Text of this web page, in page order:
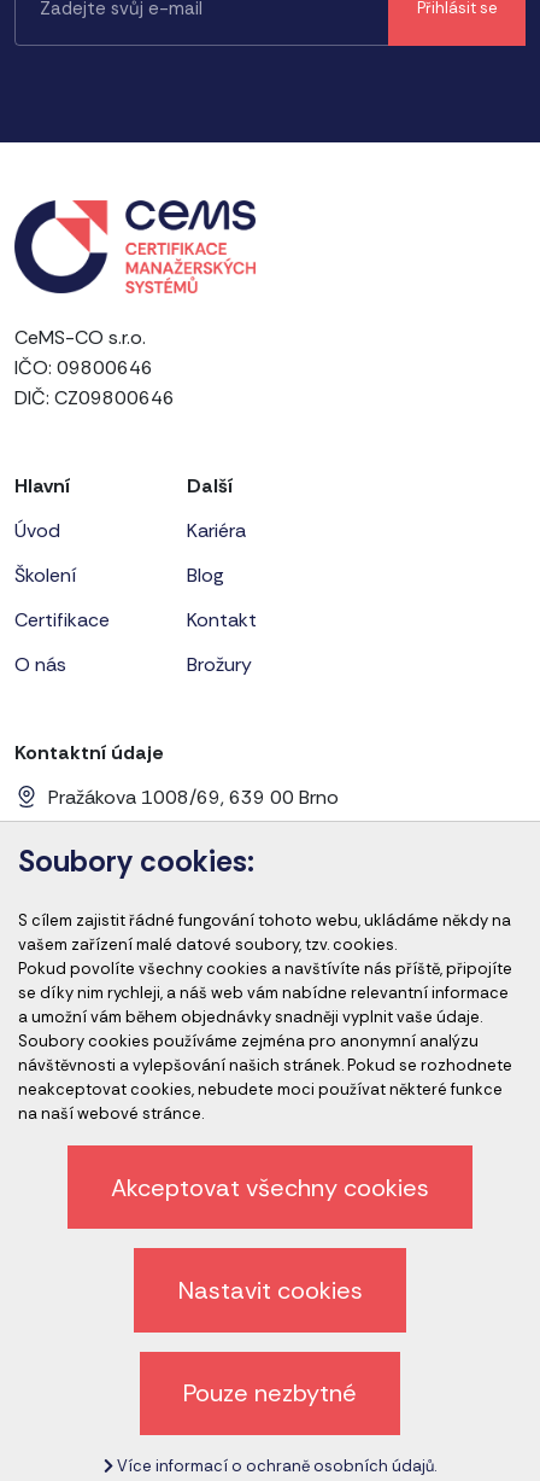
CeMS-CO s.r.o.
IČO: 09800646
DIČ: CZ09800646
Hlavní
Úvod
Školení
Certifikace
O nás
Další
Kariéra
Blog
Kontakt
Brožury
Kontaktní údaje
Pražákova 1008/69, 639 00 Brno
info@cems-cz.com
www.cems-cz.comwww.pharmaeducation.sk
Člen skupiny
Ochrana osobních údajů
Odhlášení z newsletteru
Zrušit nastavení cookies
Soubory cookies:
S cílem zajistit řádné fungování tohoto webu, ukládáme někdy na
vašem zařízení malé datové soubory, tzv. cookies.
Pokud povolíte všechny cookies a navštívíte nás příště, připojíte
se díky nim rychleji, a náš web vám nabídne relevantní informace
a umožní vám během objednávky snadněji vyplnit vaše údaje.
Soubory cookies používáme zejména pro anonymní analýzu
návštěvnosti a vylepšování našich stránek. Pokud se rozhodnete
neakceptovat cookies, nebudete moci používat některé funkce
na naší webové stránce.
Akceptovat všechny cookies
Nastavit cookies
Pouze nezbytné
Více informací o ochraně osobních údajů.